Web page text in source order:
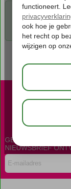
Voor de
Tip: verwijder
vinden.
NIEUWSBRIEF